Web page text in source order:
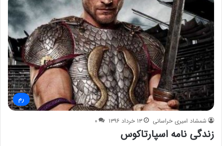
رم
شمشاد امیری خراسانی ۱۳ خرداد ۱۳۹۶ ۰
زندگی نامه اسپارتاکوس